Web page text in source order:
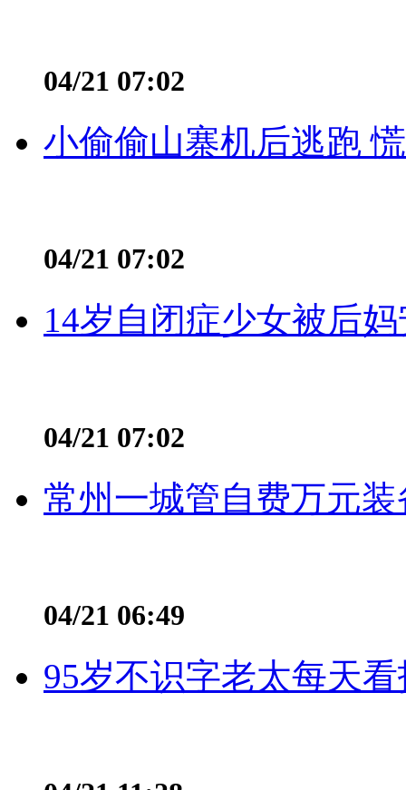
04/21 07:02
小偷偷山寨机后逃跑
04/21 07:02
14岁自闭症少女被后
04/21 07:02
常州一城管自费万元
04/21 06:49
95岁不识字老太每天